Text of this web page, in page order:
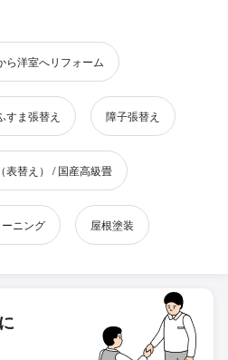
ら洋室へリフォーム
すま張替え 障子張替え
表替え） / 国産高級畳
ニング 屋根塗装